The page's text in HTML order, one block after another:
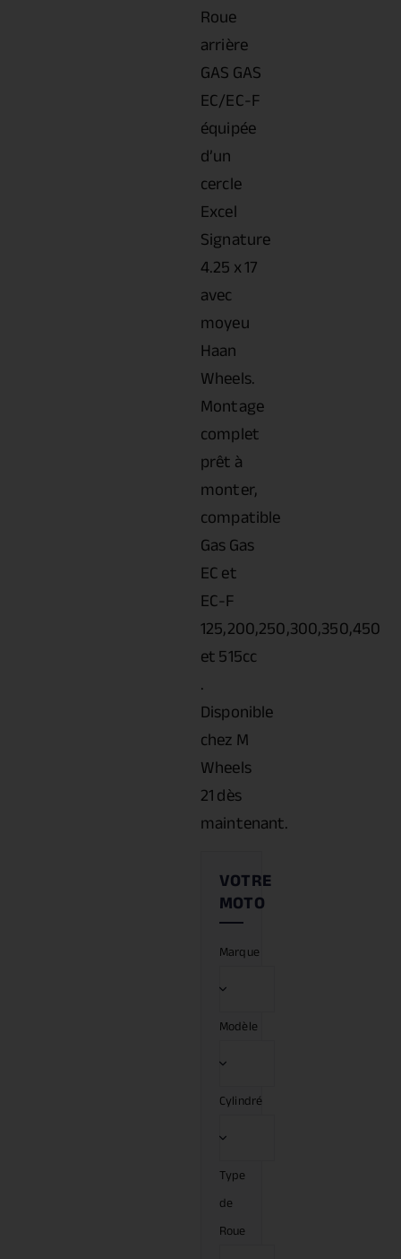
Roue
arrière
GAS GAS
EC/EC-F
équipée
d’un
cercle
Excel
Signature
4.25 x 17
avec
moyeu
Haan
Wheels.
Montage
complet
prêt à
monter,
compatible
Gas Gas
EC et
EC-F
125,200,250,300,350,450
et 515cc
.
Disponible
chez M
Wheels
21 dès
maintenant.
Marque
Modèle
Cylindré
Type
de
Roue